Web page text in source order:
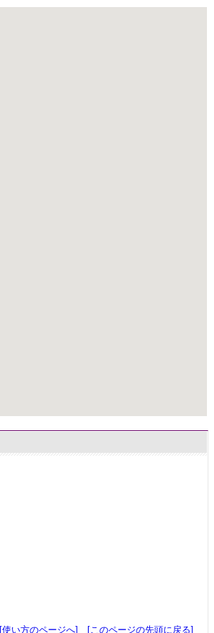
[使い方のページへ]
[このページの先頭に戻る]